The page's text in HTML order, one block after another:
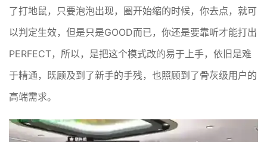
了打地鼠，只要泡泡出现，圈开始缩的时候，你去点，就可
以判定生效，但是只是GOOD而已，你还是要靠听才能打出
PERFECT，所以，是把这个模式改的易于上手，依旧是难
于精通，既顾及到了新手的手残，也照顾到了骨灰级用户的
高端需求。